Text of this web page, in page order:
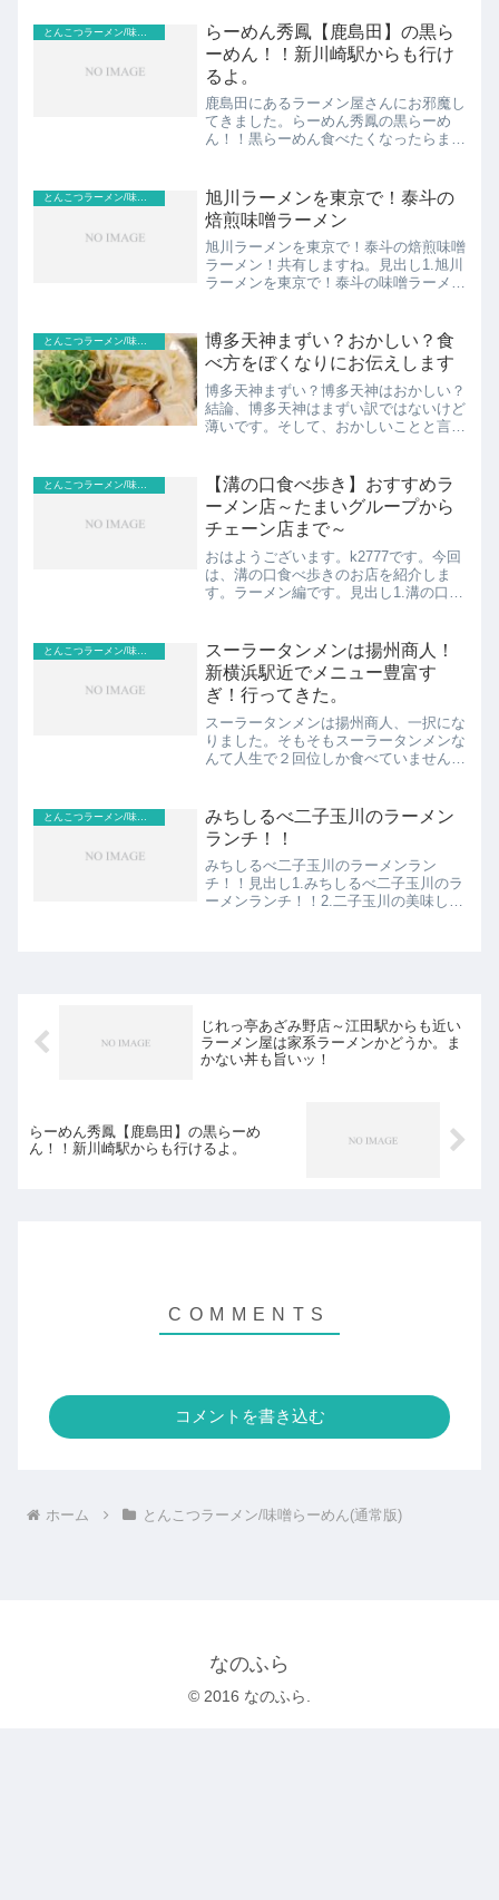
らーめん秀鳳【鹿島田】の黒ら
ーめん！！新川崎駅からも行け
るよ。
鹿島田にあるラーメン屋さんにお邪魔し
てきました。らーめん秀鳳の黒らーめ
ん！！黒らーめん食べたくなったらまた
鹿島田駅、新川崎駅から行けるカフェ風
のラーメン屋スポンサー...
とんこつラーメン/味噌らーめん(通常版)
旭川ラーメンを東京で！泰斗の
焙煎味噌ラーメン
旭川ラーメンを東京で！泰斗の焙煎味噌
ラーメン！共有しますね。見出し1.旭川
ラーメンを東京で！泰斗の味噌ラーメン
(adsbygoogle = window.adsbygoogle...
とんこつラーメン/味噌らーめん(通常版)
博多天神まずい？おかしい？食
べ方をぼくなりにお伝えします
博多天神まずい？博多天神はおかしい？
結論、博多天神はまずい訳ではないけど
薄いです。そして、おかしいことと言え
天神ですが、美味しい食べ方をぼくなり
にお伝えします。渋谷の博...
とんこつラーメン/味噌らーめん(通常版)
【溝の口食べ歩き】おすすめラ
ーメン店～たまいグループから
チェーン店まで～
おはようございます。k2777です。今回
は、溝の口食べ歩きのお店を紹介しま
す。ラーメン編です。見出し1.溝の口食
き②和蔵4.溝の口食べ歩き③つけめん哲
5.溝の口食べ...
スーラータンメンは揚州商人！
新横浜駅近でメニュー豊富す
ぎ！行ってきた。
スーラータンメンは揚州商人、一択にな
りました。そもそもスーラータンメンな
んて人生で２回位しか食べていません
れは常連になりたいお店ですね。（近所
にあれば）見出し1.揚州商...
みちしるべ二子玉川のラーメン
ランチ！！
みちしるべ二子玉川のラーメンラン
チ！！見出し1.みちしるべ二子玉川のラ
ーメンランチ！！2.二子玉川の美味しい
じれっ亭あざみ野店～江田駅からも近い
ラーメン屋は家系ラーメンかどうか。ま
かない丼も旨いッ！
らーめん秀鳳【鹿島田】の黒らーめ
ん！！新川崎駅からも行けるよ。
コメントを書き込む
ホーム とんこつラーメン/味噌らーめん(通常版)
なのふら
© 2016 なのふら.